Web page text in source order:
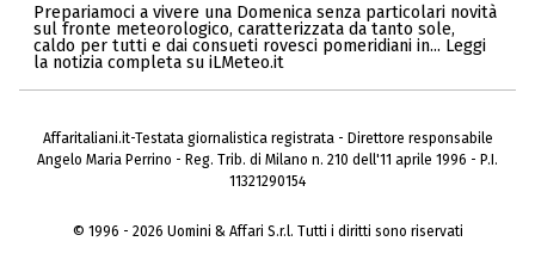
Prepariamoci a vivere una Domenica senza particolari novità
sul fronte meteorologico, caratterizzata da tanto sole,
caldo per tutti e dai consueti rovesci pomeridiani in... Leggi
la notizia completa su iLMeteo.it
Affaritaliani.it-Testata giornalistica registrata - Direttore responsabile
Angelo Maria Perrino - Reg. Trib. di Milano n. 210 dell'11 aprile 1996 - P.I.
11321290154
© 1996 - 2026 Uomini & Affari S.r.l. Tutti i diritti sono riservati